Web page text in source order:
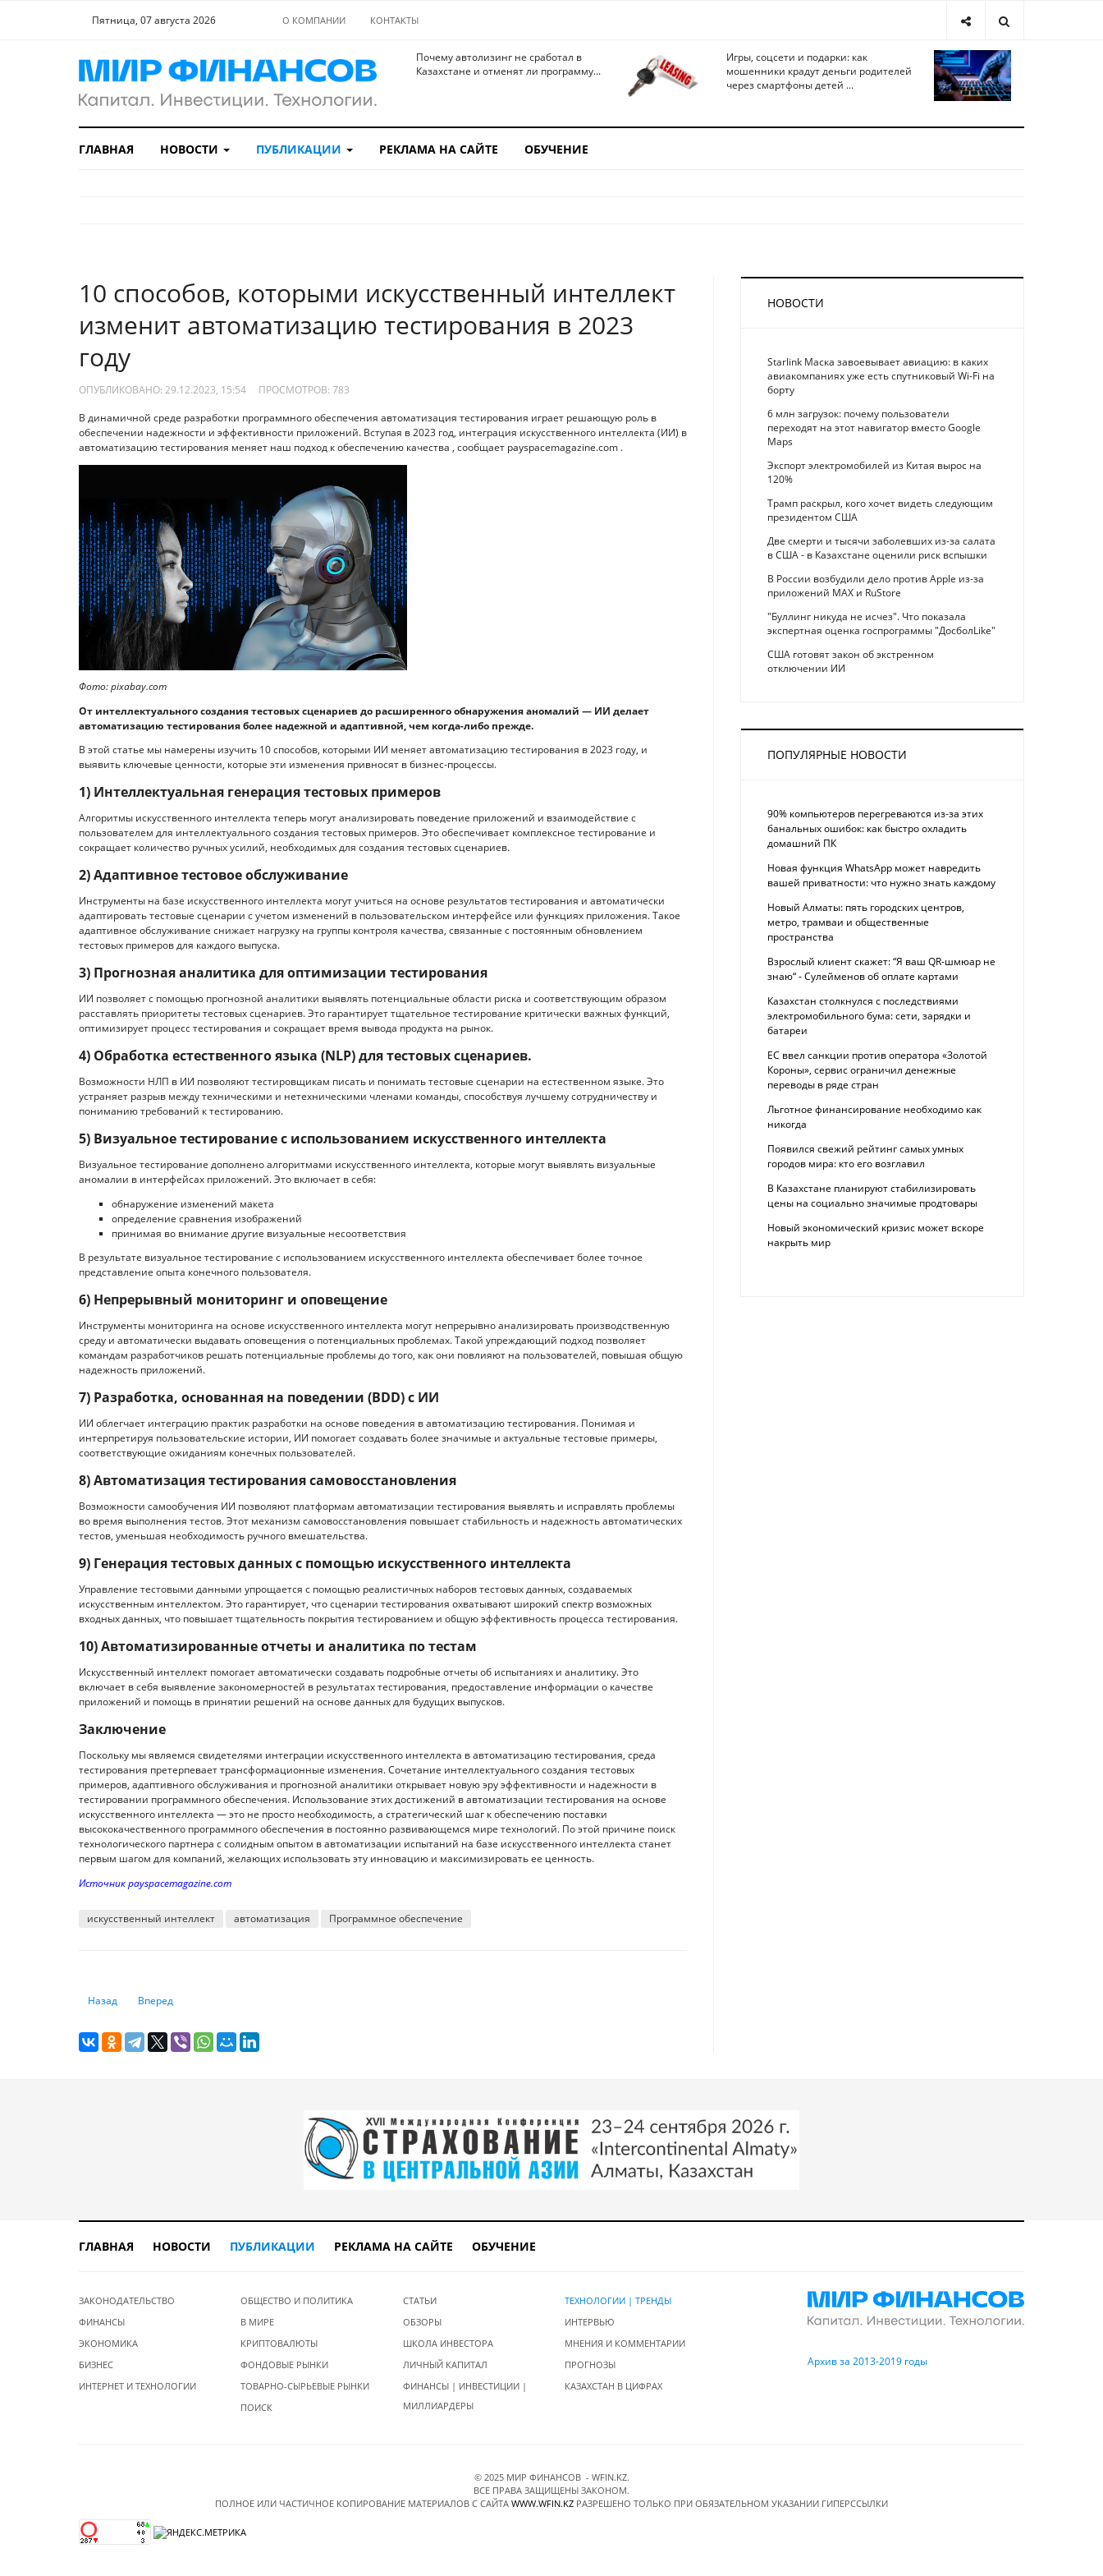
Пятница, 07 августа 2026 О КОМПАНИИ КОНТАКТЫ
Почему автолизинг не сработал в
Казахстане и отменят ли программу...
Игры, соцсети и подарки: как
мошенники крадут деньги родителей
через смартфоны детей ...
ГЛАВНАЯ НОВОСТИ ПУБЛИКАЦИИ РЕКЛАМА НА САЙТЕ ОБУЧЕНИЕ
10 способов, которыми искусственный интеллект
изменит автоматизацию тестирования в 2023
году
ОПУБЛИКОВАНО: 29.12.2023, 15:54 ПРОСМОТРОВ: 783
В динамичной среде разработки программного обеспечения автоматизация тестирования играет решающую роль в
обеспечении надежности и эффективности приложений. Вступая в 2023 год, интеграция искусственного интеллекта (ИИ) в
автоматизацию тестирования меняет наш подход к обеспечению качества , сообщает payspacemagazine.com .
Фото: pixabay.com
От интеллектуального создания тестовых сценариев до расширенного обнаружения аномалий — ИИ делает
автоматизацию тестирования более надежной и адаптивной, чем когда-либо прежде.
В этой статье мы намерены изучить 10 способов, которыми ИИ меняет автоматизацию тестирования в 2023 году, и
выявить ключевые ценности, которые эти изменения привносят в бизнес-процессы.
1) Интеллектуальная генерация тестовых примеров
Алгоритмы искусственного интеллекта теперь могут анализировать поведение приложений и взаимодействие с
пользователем для интеллектуального создания тестовых примеров. Это обеспечивает комплексное тестирование и
сокращает количество ручных усилий, необходимых для создания тестовых сценариев.
2) Адаптивное тестовое обслуживание
Инструменты на базе искусственного интеллекта могут учиться на основе результатов тестирования и автоматически
адаптировать тестовые сценарии с учетом изменений в пользовательском интерфейсе или функциях приложения. Такое
адаптивное обслуживание снижает нагрузку на группы контроля качества, связанные с постоянным обновлением
тестовых примеров для каждого выпуска.
3) Прогнозная аналитика для оптимизации тестирования
ИИ позволяет с помощью прогнозной аналитики выявлять потенциальные области риска и соответствующим образом
расставлять приоритеты тестовых сценариев. Это гарантирует тщательное тестирование критически важных функций,
оптимизирует процесс тестирования и сокращает время вывода продукта на рынок.
4) Обработка естественного языка (NLP) для тестовых сценариев.
Возможности НЛП в ИИ позволяют тестировщикам писать и понимать тестовые сценарии на естественном языке. Это
устраняет разрыв между техническими и нетехническими членами команды, способствуя лучшему сотрудничеству и
пониманию требований к тестированию.
5) Визуальное тестирование с использованием искусственного интеллекта
Визуальное тестирование дополнено алгоритмами искусственного интеллекта, которые могут выявлять визуальные
аномалии в интерфейсах приложений. Это включает в себя:
обнаружение изменений макета
определение сравнения изображений
принимая во внимание другие визуальные несоответствия
В результате визуальное тестирование с использованием искусственного интеллекта обеспечивает более точное
представление опыта конечного пользователя.
6) Непрерывный мониторинг и оповещение
Инструменты мониторинга на основе искусственного интеллекта могут непрерывно анализировать производственную
среду и автоматически выдавать оповещения о потенциальных проблемах. Такой упреждающий подход позволяет
командам разработчиков решать потенциальные проблемы до того, как они повлияют на пользователей, повышая общую
надежность приложений.
7) Разработка, основанная на поведении (BDD) с ИИ
ИИ облегчает интеграцию практик разработки на основе поведения в автоматизацию тестирования. Понимая и
интерпретируя пользовательские истории, ИИ помогает создавать более значимые и актуальные тестовые примеры,
соответствующие ожиданиям конечных пользователей.
8) Автоматизация тестирования самовосстановления
Возможности самообучения ИИ позволяют платформам автоматизации тестирования выявлять и исправлять проблемы
во время выполнения тестов. Этот механизм самовосстановления повышает стабильность и надежность автоматических
тестов, уменьшая необходимость ручного вмешательства.
9) Генерация тестовых данных с помощью искусственного интеллекта
Управление тестовыми данными упрощается с помощью реалистичных наборов тестовых данных, создаваемых
искусственным интеллектом. Это гарантирует, что сценарии тестирования охватывают широкий спектр возможных
входных данных, что повышает тщательность покрытия тестированием и общую эффективность процесса тестирования.
10) Автоматизированные отчеты и аналитика по тестам
Искусственный интеллект помогает автоматически создавать подробные отчеты об испытаниях и аналитику. Это
включает в себя выявление закономерностей в результатах тестирования, предоставление информации о качестве
приложений и помощь в принятии решений на основе данных для будущих выпусков.
Заключение
Поскольку мы являемся свидетелями интеграции искусственного интеллекта в автоматизацию тестирования, среда
тестирования претерпевает трансформационные изменения. Сочетание интеллектуального создания тестовых
примеров, адаптивного обслуживания и прогнозной аналитики открывает новую эру эффективности и надежности в
тестировании программного обеспечения. Использование этих достижений в автоматизации тестирования на основе
искусственного интеллекта — это не просто необходимость, а стратегический шаг к обеспечению поставки
высококачественного программного обеспечения в постоянно развивающемся мире технологий. По этой причине поиск
технологического партнера с солидным опытом в автоматизации испытаний на базе искусственного интеллекта станет
первым шагом для компаний, желающих использовать эту инновацию и максимизировать ее ценность.
Источник payspacemagazine.com
искусственный интеллект автоматизация Программное обеспечение
Предыдущий: Назван гаджет, который может "заменить" собой смартфон в ближайшем будущем
Назад Следующий: Как капча отличает человека от робота и почему от нее нельзя отказаться
Вперед
НОВОСТИ
Starlink Маска завоевывает авиацию: в каких
авиакомпаниях уже есть спутниковый Wi-Fi на
борту
6 млн загрузок: почему пользователи
переходят на этот навигатор вместо Google
Maps
Экспорт электромобилей из Китая вырос на
120%
Трамп раскрыл, кого хочет видеть следующим
президентом США
Две смерти и тысячи заболевших из-за салата
в США - в Казахстане оценили риск вспышки
В России возбудили дело против Apple из-за
приложений MAX и RuStore
"Буллинг никуда не исчез". Что показала
экспертная оценка госпрограммы "ДосболLike"
США готовят закон об экстренном
отключении ИИ
ПОПУЛЯРНЫЕ НОВОСТИ
90% компьютеров перегреваются из-за этих
банальных ошибок: как быстро охладить
домашний ПК
Новая функция WhatsApp может навредить
вашей приватности: что нужно знать каждому
Новый Алматы: пять городских центров,
метро, трамваи и общественные
пространства
Взрослый клиент скажет: “Я ваш QR-шмюар не
знаю“ - Сулейменов об оплате картами
Казахстан столкнулся с последствиями
электромобильного бума: сети, зарядки и
батареи
ЕС ввел санкции против оператора «Золотой
Короны», сервис ограничил денежные
переводы в ряде стран
Льготное финансирование необходимо как
никогда
Появился свежий рейтинг самых умных
городов мира: кто его возглавил
В Казахстане планируют стабилизировать
цены на социально значимые продтовары
Новый экономический кризис может вскоре
накрыть мир
ГЛАВНАЯ НОВОСТИ ПУБЛИКАЦИИ РЕКЛАМА НА САЙТЕ ОБУЧЕНИЕ
ЗАКОНОДАТЕЛЬСТВО
ФИНАНСЫ
ЭКОНОМИКА
БИЗНЕС
ИНТЕРНЕТ И ТЕХНОЛОГИИ
ОБЩЕСТВО И ПОЛИТИКА
В МИРЕ
КРИПТОВАЛЮТЫ
ФОНДОВЫЕ РЫНКИ
ТОВАРНО-СЫРЬЕВЫЕ РЫНКИ
ПОИСК
СТАТЬИ
ОБЗОРЫ
ШКОЛА ИНВЕСТОРА
ЛИЧНЫЙ КАПИТАЛ
ФИНАНСЫ | ИНВЕСТИЦИИ |
МИЛЛИАРДЕРЫ
ТЕХНОЛОГИИ | ТРЕНДЫ
ИНТЕРВЬЮ
МНЕНИЯ И КОММЕНТАРИИ
ПРОГНОЗЫ
КАЗАХСТАН В ЦИФРАХ
Архив за 2013-2019 годы
© 2025 МИР ФИНАНСОВ - WFIN.KZ.
ВСЕ ПРАВА ЗАЩИЩЕНЫ ЗАКОНОМ.
ПОЛНОЕ ИЛИ ЧАСТИЧНОЕ КОПИРОВАНИЕ МАТЕРИАЛОВ C САЙТА WWW.WFIN.KZ РАЗРЕШЕНО ТОЛЬКО ПРИ ОБЯЗАТЕЛЬНОМ УКАЗАНИИ ГИПЕРССЫЛКИ